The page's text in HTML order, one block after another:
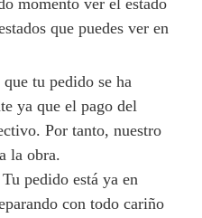
momento ver el estado
que puedes ver en
tu pedido se ha
ya que el pago del
Por tanto, nuestro
la obra.
pedido está ya en
con todo cariño